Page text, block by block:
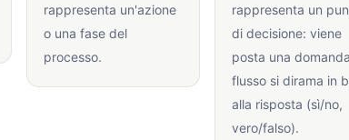
rappresenta un'azione
o una fase del
processo.
rappresenta un
di decisione: viene
posta una
flusso si dirama in
alla risposta (sì/no,
vero/falso).